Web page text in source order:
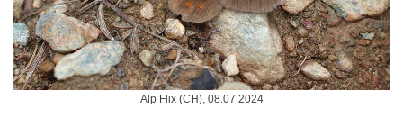
Alp Flix (CH), 08.07.2024